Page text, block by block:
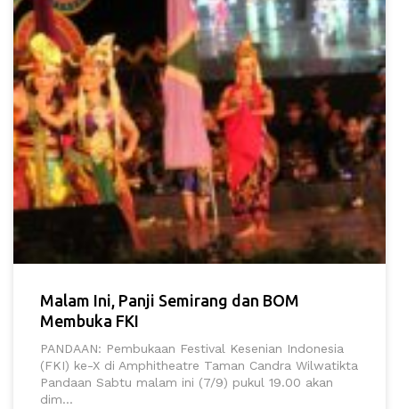
Malam Ini, Panji Semirang dan BOM
Membuka FKI
PANDAAN: Pembukaan Festival Kesenian Indonesia
(FKI) ke-X di Amphitheatre Taman Candra Wilwatikta
Pandaan Sabtu malam ini (7/9) pukul 19.00 akan
dim...